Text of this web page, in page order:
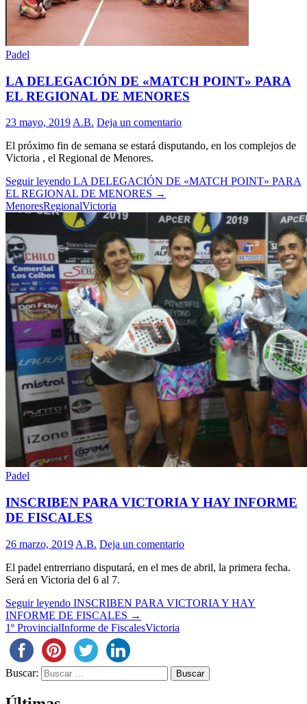
Padel
LA DELEGACIÓN DE «MATCH POINT» PARA
EL REGIONAL DE MENORES
23 mayo, 2019 A.B. Deja un comentario
El próximo fin de semana se estará disputando, en los complejos de
Victoria , el Regional de Menores.
Seguir leyendo LA DELEGACIÓN DE «MATCH POINT» PARA
EL REGIONAL DE MENORES →
MenoresRegionalVictoria
Padel
INSCRIBEN PARA VICTORIA Y HAY INFORME
DE FISCALES
26 marzo, 2019 A.B. Deja un comentario
El padel entrerriano disputará, en el mes de abril, la primera fecha.
Será en Victoria del 6 al 7.
Seguir leyendo INSCRIBEN PARA VICTORIA Y HAY
INFORME DE FISCALES →
1º ProvincialInforme de FiscalesVictoria
Buscar: